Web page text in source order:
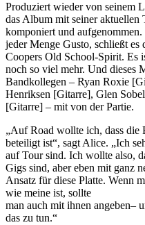
Produziert wieder von seinem
das Album mit seiner aktuellen
komponiert und
jeder Menge Gusto, schließt
Coopers Old School-Spirit. Es
noch so viel mehr. Und dieses
Bandkollegen – Ryan Roxie
Henriksen [Gitarre], Glen
[Gitarre] – mit von der Partie.
„Auf Road wollte ich, dass die
beteiligt ist“, sagt Alice. „Ich
auf Tour sind. Ich wollte also,
Gigs sind, aber eben mit ganz
Ansatz für diese Platte. Wenn
wie meine ist, sollte
man auch mit ihnen angeben–
das zu tun.“